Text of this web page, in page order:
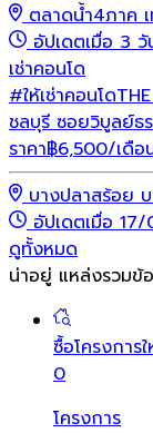
ตลาดน้ำ4ภาค
อัปเดตเมื่อ 3
เช่าคอนโด
#ให้เช่าคอนโด
ชลบุรี ซอยวิบูลย์ธ
ราคา฿6,500/เดือ
บางปลาสร้อย
อัปเดตเมื่อ
ดูทั้งหมด
น่าอยู่ แหล่งรวมข้
ซื้อโครงการ
0
โครงการ